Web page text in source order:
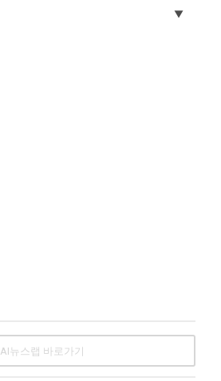
AI뉴스랩 바로가기